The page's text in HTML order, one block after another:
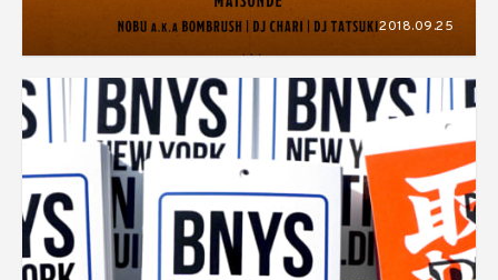
注目のYO-SEAや3HOUSEと豪華出演
2018.09.25